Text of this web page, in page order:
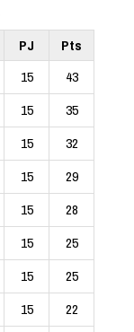
PJ
Pts
15
43
15
35
15
32
15
29
15
28
15
25
15
25
15
22